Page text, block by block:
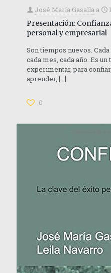
José María Gasalla a
Presentación:
personal y empresarial
Son tiempos nuevos.
cada mes, cada año. Es
experimentar, para
aprender, […]
0